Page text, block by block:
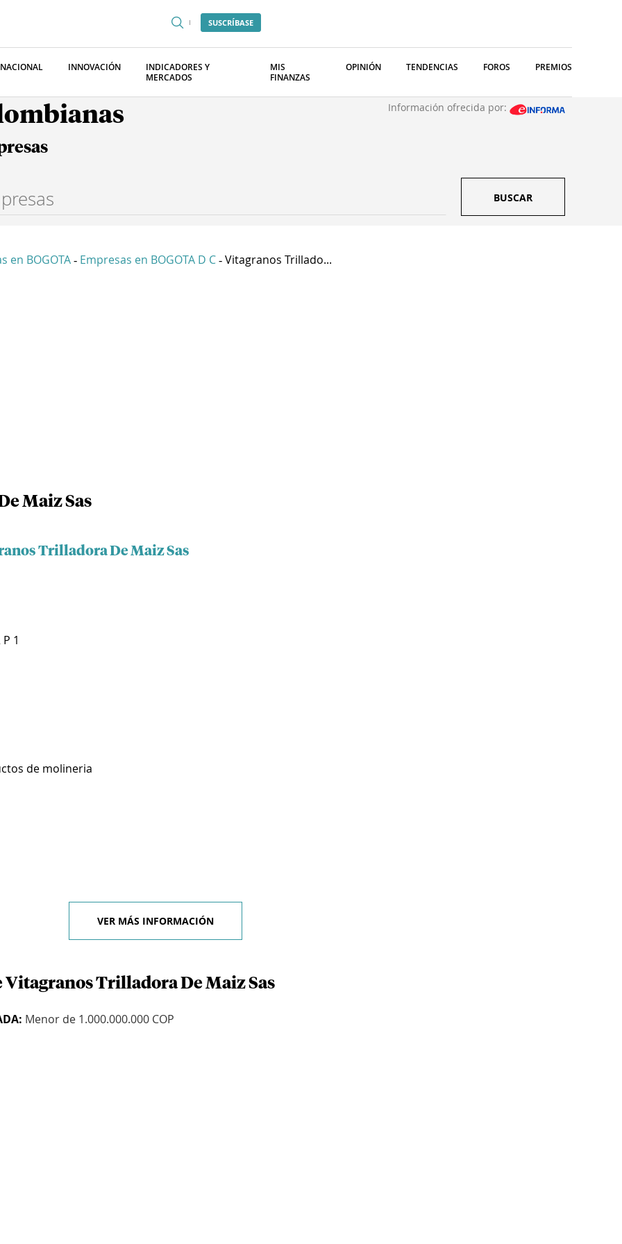
SUSCRÍBASE
INNOVACIÓN
INDICADORES Y
MERCADOS
MIS
FINANZAS
OPINIÓN TENDENCIAS FOROS PREMIOS
Información ofrecida por:
BUSCAR
en BOGOTA - Empresas en BOGOTA D C - Vitagranos Trillado...
Maiz Sas
Trilladora De Maiz Sas
1
de molineria
VER MÁS INFORMACIÓN
Vitagranos Trilladora De Maiz Sas
Menor de 1.000.000.000 COP